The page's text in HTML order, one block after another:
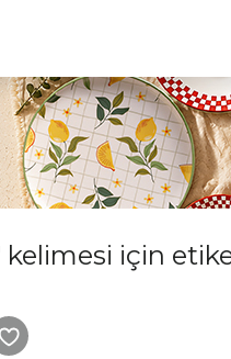
için